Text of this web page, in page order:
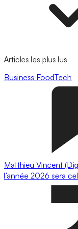
Articles les plus lus
Business FoodTech
Matthieu Vincent
l’année 2026 sera